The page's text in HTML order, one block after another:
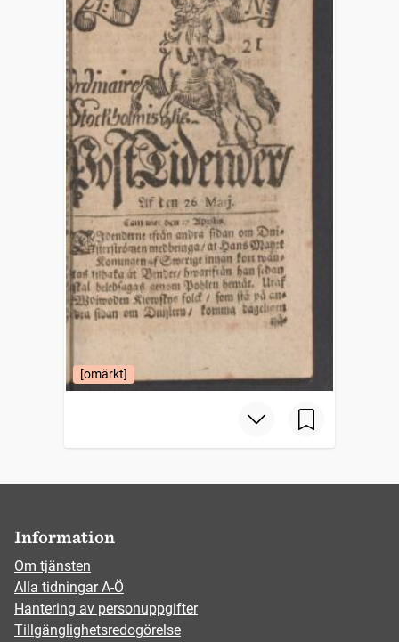
[omärkt]
Information
Om tjänsten
Alla tidningar A-Ö
Hantering av personuppgifter
Tillgänglighetsredogörelse